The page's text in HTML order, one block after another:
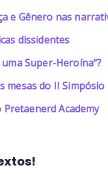
e Gênero nas
dissidentes
Super-Heroína”?
mesas do II
Academy